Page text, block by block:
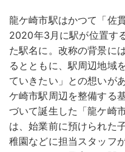
龍ケ崎市駅はかつて「佐
2020年3月に駅が位置す
た駅名に。改称の背景に
るとともに、駅周辺地域
ていきたい」との想いが
ケ崎市駅周辺を整備する
づいて誕生した「龍ケ崎
は、始業前に預けられた
稚園などに担当スタッフ